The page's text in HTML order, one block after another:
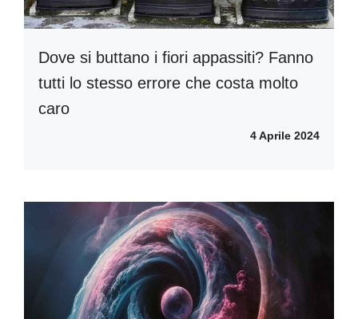
Dove si buttano i fiori appassiti? Fanno
tutti lo stesso errore che costa molto
caro
4 Aprile 2024